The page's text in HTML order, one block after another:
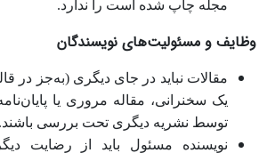
مجله چاپ شده است را ندارد.
وظایف و مسئولیت‌های نویسندگان
مقالات نباید در جای دیگری (به‌جز در
یک سخنرانی، مقاله مروری یا
توسط نشریه دیگری تحت بررسی باشند.
نویسنده مسئول باید از رضایت